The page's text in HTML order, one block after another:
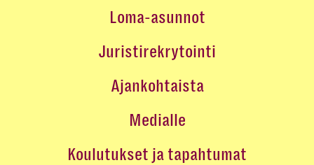
Loma-asunnot
Juristirekrytointi
Ajankohtaista
Medialle
Koulutukset ja tapahtumat